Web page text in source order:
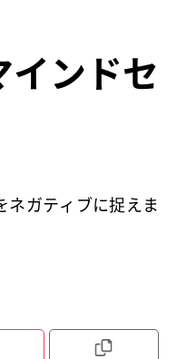
ンドセ
ネガティブに捉えま